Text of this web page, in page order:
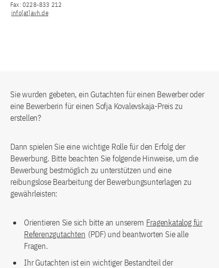
Fax: 0228-833 212
info[at]avh.de
Sie wurden gebeten, ein Gutachten für einen Bewerber oder
eine Bewerberin für einen Sofja Kovalevskaja-Preis zu
erstellen?
Dann spielen Sie eine wichtige Rolle für den Erfolg der
Bewerbung. Bitte beachten Sie folgende Hinweise, um die
Bewerbung bestmöglich zu unterstützen und eine
reibungslose Bearbeitung der Bewerbungsunterlagen zu
gewährleisten:
Orientieren Sie sich bitte an unserem Fragenkatalog für
Referenzgutachten (PDF) und beantworten Sie alle
Fragen.
Ihr Gutachten ist ein wichtiger Bestandteil der